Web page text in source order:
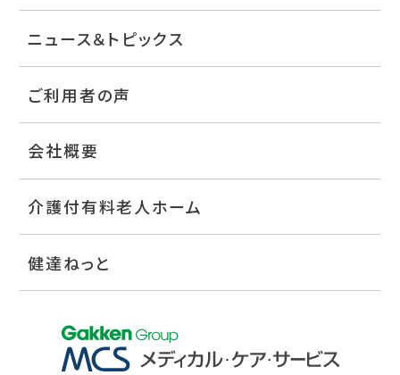
ニュース＆トピックス
ご利用者の声
会社概要
介護付有料老人ホーム
健達ねっと